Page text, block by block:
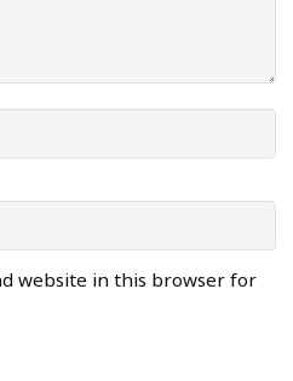
website in this browser for